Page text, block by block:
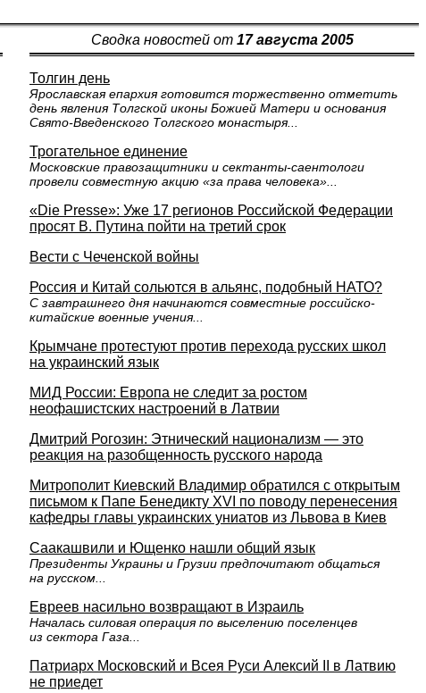
Сводка новостей от 17 августа 2005
Толгин день
Ярославская епархия готовится торжественно отметить
день явления Толгской иконы Божией Матери и основания
Свято-Введенского Толгского монастыря...
Трогательное единение
Московские правозащитники и сектанты-саентологи
провели совместную акцию «за права человека»...
«Die Presse»: Уже 17 регионов Российской Федерации
просят В. Путина пойти на третий срок
Вести с Чеченской войны
Россия и Китай сольются в альянс, подобный НАТО?
С завтрашнего дня начинаются совместные российско-
китайские военные учения...
Крымчане протестуют против перехода русских школ
на украинский язык
МИД России: Европа не следит за ростом
неофашистских настроений в Латвии
Дмитрий Рогозин: Этнический национализм — это
реакция на разобщенность русского народа
Митрополит Киевский Владимир обратился с открытым
письмом к Папе Бенедикту XVI по поводу перенесения
кафедры главы украинских униатов из Львова в Киев
Саакашвили и Ющенко нашли общий язык
Президенты Украины и Грузии предпочитают общаться
на русском...
Евреев насильно возвращают в Израиль
Началась силовая операция по выселению поселенцев
из сектора Газа...
Патриарх Московский и Всея Руси Алексий II в Латвию
не приедет